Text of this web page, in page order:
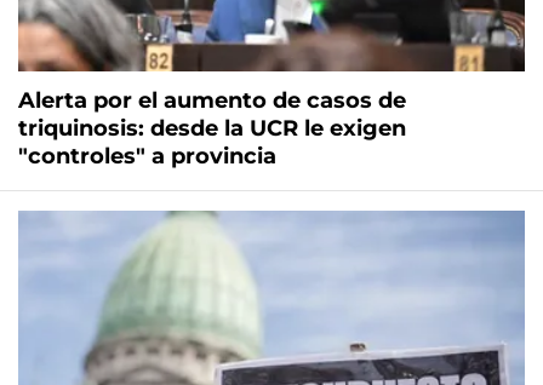
Alerta por el aumento de casos de
triquinosis: desde la UCR le exigen
"controles" a provincia